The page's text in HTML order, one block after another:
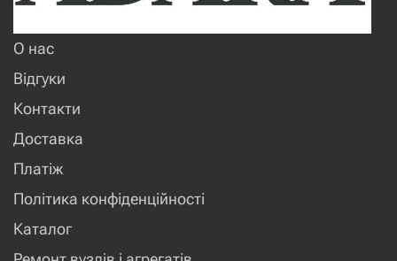
О нас
Відгуки
Контакти
Доставка
Платіж
Політика конфіденційності
Каталог